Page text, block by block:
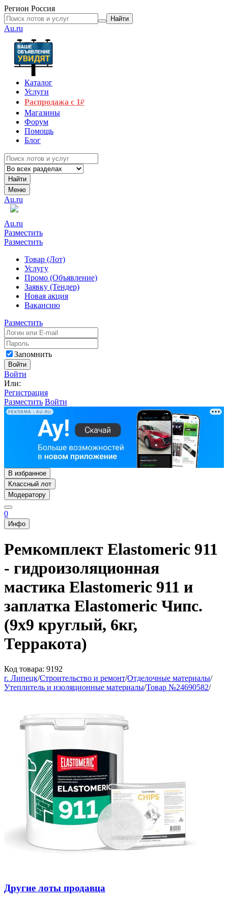
Регион Россия
Найти
Au.ru
Каталог
Услуги
Распродажа с 1₽
Магазины
Форум
Помощь
Блог
Найти
Меню
Au.ru
Au.ru
Разместить
Разместить
Товар (Лот)
Услугу
Промо (Объявление)
Заявку (Тендер)
Новая акция
Вакансию
Разместить
Запомнить
Войти
Войти
Или:
Регистрация
Разместить Войти
РЕКЛАМА • AU.RU
В избранное
Классный лот
Модератору
0
Инфо
Ремкомплект Elastomeric 911
- гидроизоляционная
мастика Elastomeric 911 и
заплатка Elastomeric Чипс.
(9х9 круглый, 6кг,
Терракота)
Код товара: 9192
г. Липецк/Строительство и ремонт/Отделочные материалы/
Утеплитель и изоляционные материалы/Товар №24690582/
Другие лоты продавца